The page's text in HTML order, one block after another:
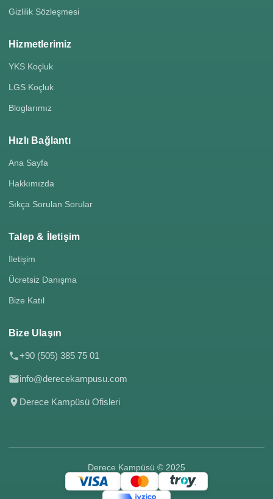
Gizlilik Sözleşmesi
Hizmetlerimiz
YKS Koçluk
LGS Koçluk
Bloglarımız
Hızlı Bağlantı
Ana Sayfa
Hakkımızda
Sıkça Sorulan Sorular
Talep & İletişim
İletişim
Ücretsiz Danışma
Bize Katıl
Bize Ulaşın
+90 (505) 385 75 01
info@derecekampusu.com
Derece Kampüsü Ofisleri
Derece Kampüsü © 2025